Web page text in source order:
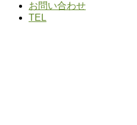
お問い合わせ
TEL